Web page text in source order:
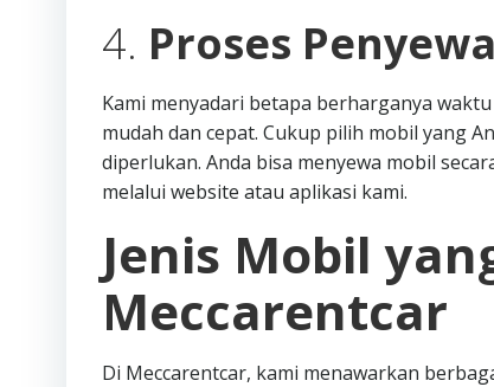
4. Proses
Kami menyadari betapa berharganya
mudah dan cepat. Cukup pilih mobil yang
diperlukan. Anda bisa menyewa mobil
melalui website atau aplikasi kami.
Jenis Mobil
Meccarentcar
Di Meccarentcar, kami menawarkan